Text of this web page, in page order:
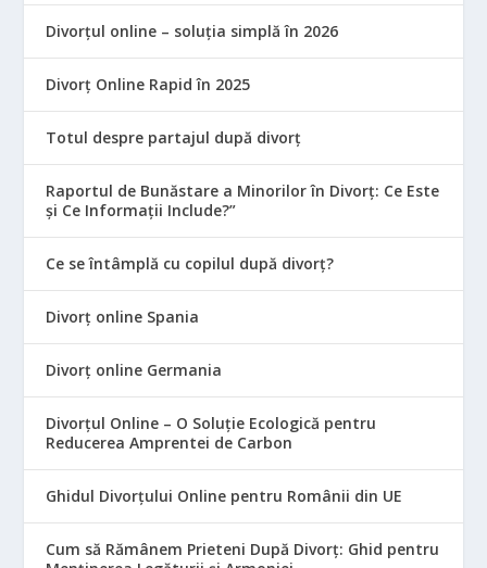
Divorțul online – soluția simplă în 2026
Divorț Online Rapid în 2025
Totul despre partajul după divorț
Raportul de Bunăstare a Minorilor în Divorț: Ce Este
și Ce Informații Include?”
Ce se întâmplă cu copilul după divorț?
Divorț online Spania
Divorț online Germania
Divorțul Online – O Soluție Ecologică pentru
Reducerea Amprentei de Carbon
Ghidul Divorțului Online pentru Românii din UE
Cum să Rămânem Prieteni După Divorț: Ghid pentru